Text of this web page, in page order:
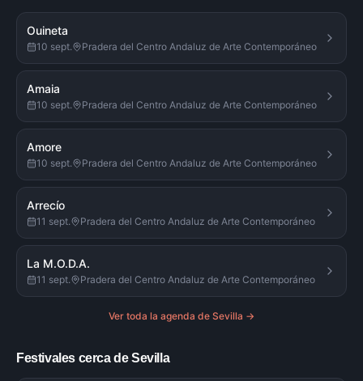
Ouineta
10 sept. Pradera del Centro Andaluz de Arte Contemporáneo
Amaia
10 sept. Pradera del Centro Andaluz de Arte Contemporáneo
Amore
10 sept. Pradera del Centro Andaluz de Arte Contemporáneo
Arrecío
11 sept. Pradera del Centro Andaluz de Arte Contemporáneo
La M.O.D.A.
11 sept. Pradera del Centro Andaluz de Arte Contemporáneo
Ver toda la agenda de Sevilla →
Festivales cerca de Sevilla